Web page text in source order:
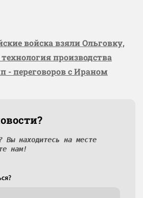
войска взяли Ольговку,
производства
- переговоров с Ираном
Вы находитесь на месте
нам!